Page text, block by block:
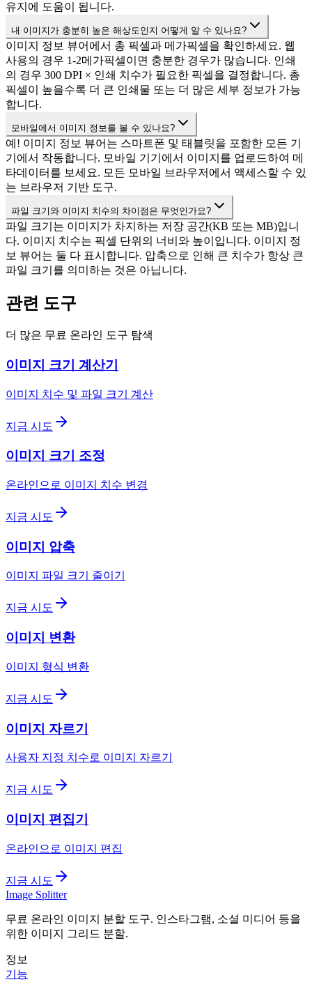
유지에 도움이 됩니다.
내 이미지가 충분히 높은 해상도인지 어떻게 알 수 있나요?
이미지 정보 뷰어에서 총 픽셀과 메가픽셀을 확인하세요. 웹
사용의 경우 1-2메가픽셀이면 충분한 경우가 많습니다. 인쇄
의 경우 300 DPI × 인쇄 치수가 필요한 픽셀을 결정합니다. 총
픽셀이 높을수록 더 큰 인쇄물 또는 더 많은 세부 정보가 가능
합니다.
모바일에서 이미지 정보를 볼 수 있나요?
예! 이미지 정보 뷰어는 스마트폰 및 태블릿을 포함한 모든 기
기에서 작동합니다. 모바일 기기에서 이미지를 업로드하여 메
타데이터를 보세요. 모든 모바일 브라우저에서 액세스할 수 있
는 브라우저 기반 도구.
파일 크기와 이미지 치수의 차이점은 무엇인가요?
파일 크기는 이미지가 차지하는 저장 공간(KB 또는 MB)입니
다. 이미지 치수는 픽셀 단위의 너비와 높이입니다. 이미지 정
보 뷰어는 둘 다 표시합니다. 압축으로 인해 큰 치수가 항상 큰
파일 크기를 의미하는 것은 아닙니다.
관련 도구
더 많은 무료 온라인 도구 탐색
이미지 크기 계산기
이미지 치수 및 파일 크기 계산
지금 시도
이미지 크기 조정
온라인으로 이미지 치수 변경
지금 시도
이미지 압축
이미지 파일 크기 줄이기
지금 시도
이미지 변환
이미지 형식 변환
지금 시도
이미지 자르기
사용자 지정 치수로 이미지 자르기
지금 시도
이미지 편집기
온라인으로 이미지 편집
지금 시도
Image Splitter
무료 온라인 이미지 분할 도구. 인스타그램, 소셜 미디어 등을
위한 이미지 그리드 분할.
정보
기능